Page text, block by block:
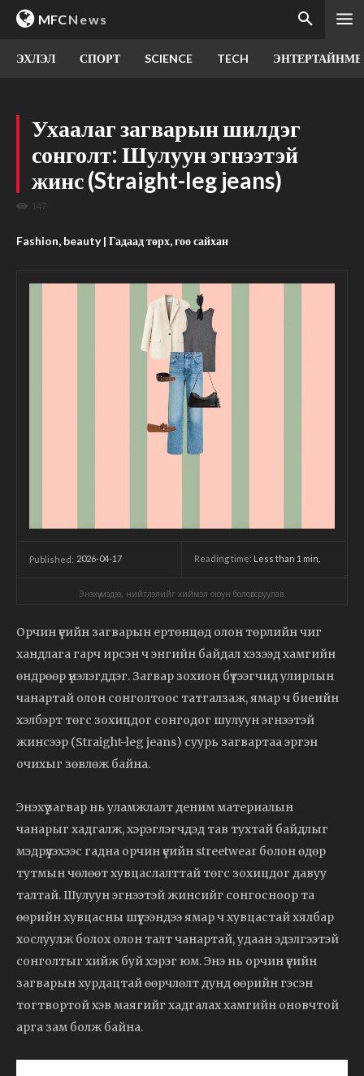
MFCNews
ЭХЛЭЛ СПОРТ SCIENCE TECH
Ухаалаг загварын шилдэг
сонголт: Шулуун эгнээтэй
жинс (Straight-leg jeans)
147
Fashion, beauty | Гадаад төрх, гоо сайхан
Published: 2026-04-17 Reading time: Less than 1 min.
Энэхүү мэдээ, нийтлэлийг хиймэл оюун боловсруулав.
Орчин үеийн загварын ертөнцөд олон төрлийн чиг
хандлага гарч ирсэн ч энгийн байдал хэзээд хамгийн
өндрөөр үнэлэгддэг. Загвар зохион бүтээгчид улирлын
чанартай олон сонголтоос татгалзаж, ямар ч биеийн
хэлбэрт төгс зохицдог сонгодог шулуун эгнээтэй
жинсээр (Straight-leg jeans) суурь загвартаа эргэн
очихыг зөвлөж байна.
Энэхүү загвар нь уламжлалт деним материалын
чанарыг хадгалж, хэрэглэгчдэд тав тухтай байдлыг
мэдрүүлэхээс гадна орчин үеийн streetwear болон өдөр
тутмын чөлөөт хувцаслалттай төгс зохицдог давуу
талтай. Шулуун эгнээтэй жинсийг сонгосноор та
өөрийн хувцасны шүүгээндээ ямар ч хувцастай хялбар
хослуулж болох олон талт чанартай, удаан эдэлгээтэй
сонголтыг хийж буй хэрэг юм. Энэ нь орчин үеийн
загварын хурдацтай өөрчлөлт дунд өөрийн гэсэн
тогтвортой хэв маягийг хадгалах хамгийн оновчтой
арга зам болж байна.